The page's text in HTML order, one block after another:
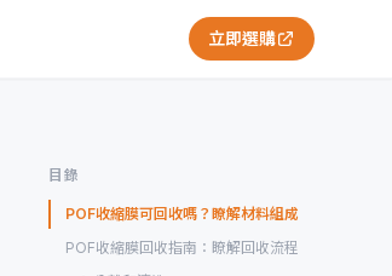
立即選購
目錄
POF收縮膜可回收嗎？瞭解材料組成
POF收縮膜回收指南：瞭解回收流程